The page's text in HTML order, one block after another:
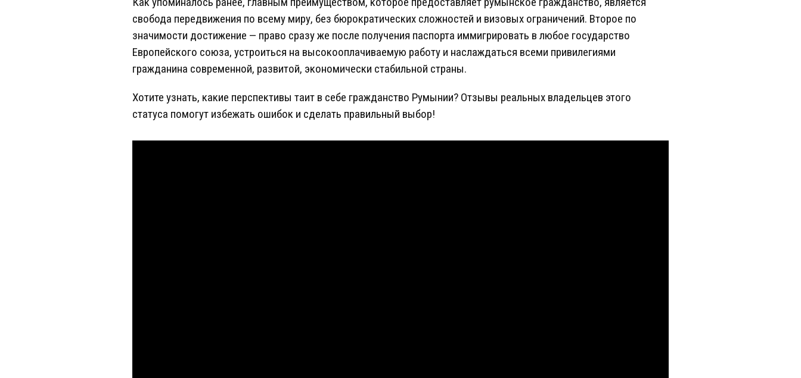
свобода передвижения по всему миру, без бюрократических сложностей и визовых ограничений. Второе по
значимости достижение — право сразу же после получения паспорта иммигрировать в любое государство
Европейского союза, устроиться на высокооплачиваемую работу и наслаждаться всеми привилегиями
гражданина современной, развитой, экономически стабильной страны.
Хотите узнать, какие перспективы таит в себе гражданство Румынии? Отзывы реальных владельцев этого
статуса помогут избежать ошибок и сделать правильный выбор!